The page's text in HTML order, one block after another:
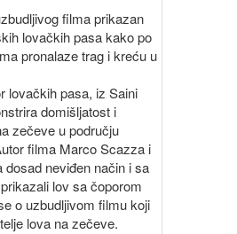
filma prikazan
lovačkih pasa kako po
pronalaze trag i kreću u
lovačkih pasa, iz Saini
domišljatost i
zečeve u području
filma Marco Scazza i
dosad neviđen način i sa
lov sa čoporom
o uzbudljivom filmu koji
lova na zečeve.